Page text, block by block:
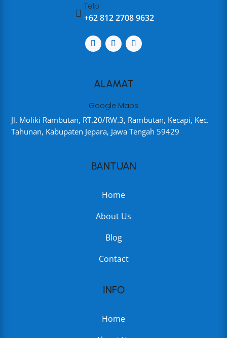

Telp
+62 812 2708 9632
ALAMAT
Google Maps
Jl. Moliki Rambutan, RT.20/RW.3, Rambutan, Kecapi, Kec.
Tahunan, Kabupaten Jepara, Jawa Tengah 59429
BANTUAN
Home
About Us
Blog
Contact
INFO
Home